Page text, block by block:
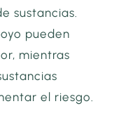
sustancias.
pueden
mientras
el riesgo.